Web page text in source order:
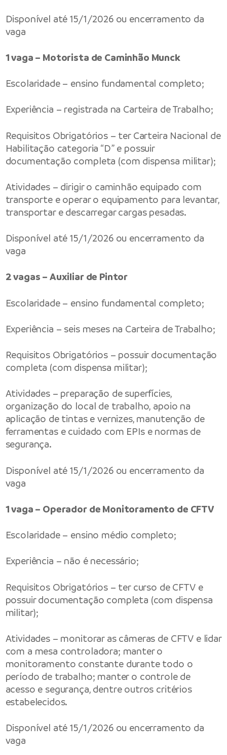
Disponível até 15/1/2026 ou encerramento da
vaga
1 vaga – Motorista de Caminhão Munck
Escolaridade – ensino fundamental completo;
Experiência – registrada na Carteira de Trabalho;
Requisitos Obrigatórios – ter Carteira Nacional de
Habilitação categoria “D” e possuir
documentação completa (com dispensa militar);
Atividades – dirigir o caminhão equipado com
transporte e operar o equipamento para levantar,
transportar e descarregar cargas pesadas.
Disponível até 15/1/2026 ou encerramento da
vaga
2 vagas – Auxiliar de Pintor
Escolaridade – ensino fundamental completo;
Experiência – seis meses na Carteira de Trabalho;
Requisitos Obrigatórios – possuir documentação
completa (com dispensa militar);
Atividades – preparação de superfícies,
organização do local de trabalho, apoio na
aplicação de tintas e vernizes, manutenção de
ferramentas e cuidado com EPIs e normas de
segurança.
Disponível até 15/1/2026 ou encerramento da
vaga
1 vaga – Operador de Monitoramento de CFTV
Escolaridade – ensino médio completo;
Experiência – não é necessário;
Requisitos Obrigatórios – ter curso de CFTV e
possuir documentação completa (com dispensa
militar);
Atividades – monitorar as câmeras de CFTV e lidar
com a mesa controladora; manter o
monitoramento constante durante todo o
período de trabalho; manter o controle de
acesso e segurança, dentre outros critérios
estabelecidos.
Disponível até 15/1/2026 ou encerramento da
vaga